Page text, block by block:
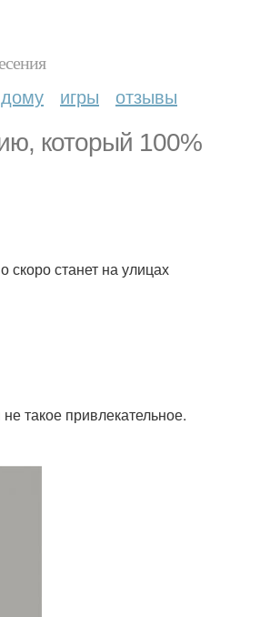
игры отзывы
который 100%
скоро станет на улицах
такое привлекательное.